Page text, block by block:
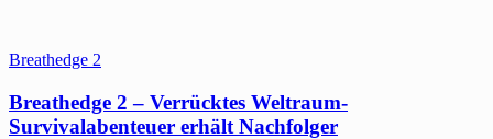
Breathedge 2
Breathedge 2 – Verrücktes Weltraum-
Survivalabenteuer erhält Nachfolger